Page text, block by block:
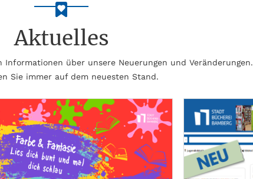
Aktuelles
über unsere Neuerungen und Veränderungen.
Sie immer auf dem neuesten Stand.